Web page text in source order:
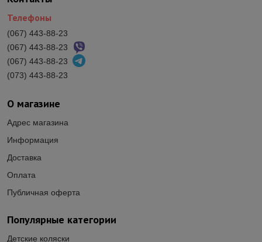
Популярные категории
Детские коляски
О магазине
Адрес магазина
Информация
Доставка
Оплата
Публичная оферта
Телефоны
(067) 443-88-23
(067) 443-88-23
(067) 443-88-23
(073) 443-88-23